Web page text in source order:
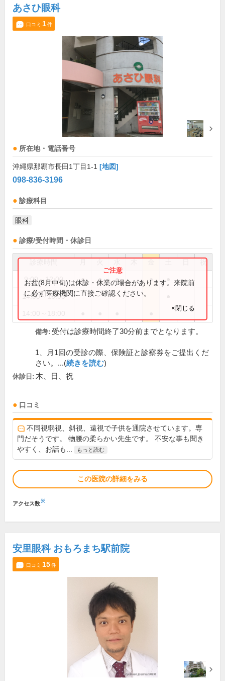
あさひ眼科
口コミ 1件
所在地・電話番号
沖縄県那覇市長田1丁目1-1 [地図]
098-836-3196
診療科目
眼科
診療/受付時間・休診日
祝
9:00～12:00 ● ● ● ●
14:00～16:00
お盆(8月中旬)は休診・休業の場合があります。来院前
に必ず医療機関に直接ご確認ください。
×閉じる
備考: 受付は診療時間終了30分前までとなります。
1、月1回の受診の際、保険証と診察券をご提出くだ
さい。...(続きを読む)
休診日: 木、日、祝
口コミ
不同視弱視、斜視、遠視で子供を通院させています。専
門だそうです。 物腰の柔らかい先生です。 不安な事も聞き
やすく、お話も...
もっと読む
この医院の詳細をみる
アクセス数※
安里眼科 おもろまち駅前院
口コミ 15件